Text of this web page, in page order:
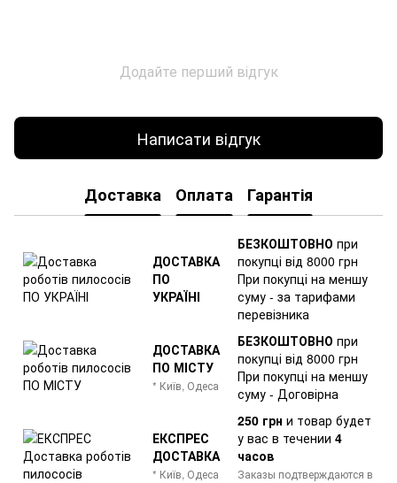
Додайте перший відгук
Написати відгук
Доставка Оплата Гарантія
ДОСТАВКА
ПО
УКРАЇНІ
БЕЗКОШТОВНО при
покупці від 8000 грн
При покупці на меншу
суму - за тарифами
перевізника
ДОСТАВКА
ПО МІСТУ
* Київ, Одеса
БЕЗКОШТОВНО при
покупці від 8000 грн
При покупці на меншу
суму - Договірна
ЕКСПРЕС
ДОСТАВКА
* Київ, Одеса
250 грн и товар будет
у вас в течении 4
часов
Заказы подтверждаются в